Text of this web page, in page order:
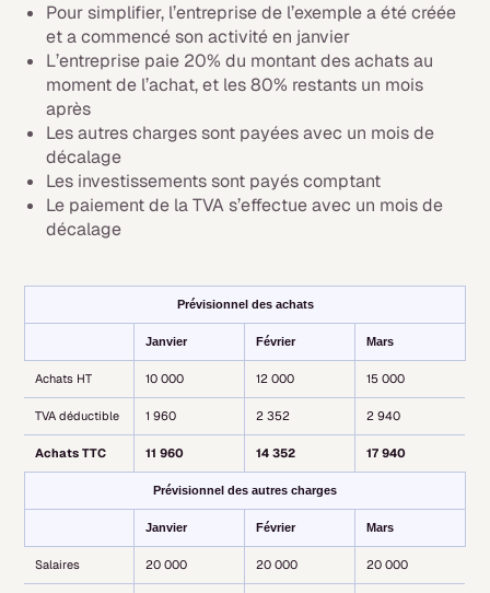
Pour simplifier, l’entreprise de l’exemple a été créée
et a commencé son activité en janvier
L’entreprise paie 20% du montant des achats au
moment de l’achat, et les 80% restants un mois
après
Les autres charges sont payées avec un mois de
décalage
Les investissements sont payés comptant
Le paiement de la TVA s’effectue avec un mois de
décalage
Prévisionnel des achats
Janvier Février Mars
Achats HT 10 000 12 000 15 000
TVA déductible 1 960 2 352 2 940
Achats TTC 11 960 14 352 17 940
Prévisionnel des autres charges
Janvier Février Mars
Salaires 20 000 20 000 20 000